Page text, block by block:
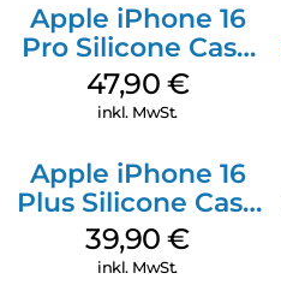
Apple iPhone 16
Pro Silicone Case
MagSafe Denim
47,90 €
inkl. MwSt.
Apple iPhone 16
Plus Silicone Case
MagSafe Plum
39,90€
inkl. MwSt.